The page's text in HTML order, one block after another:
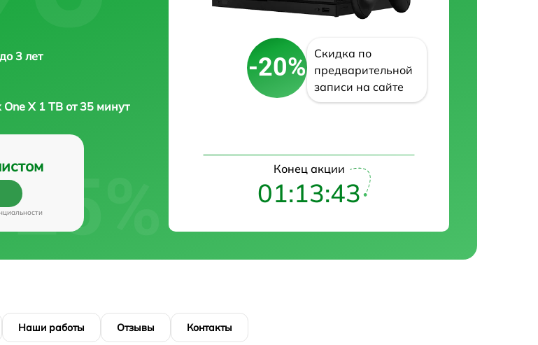
3 лет
One X 1 TB от 35 минут
-20%
Скидка по
предварительной
записи на сайте
Конец акции
01:13:42
Наши работы Отзывы Контакты